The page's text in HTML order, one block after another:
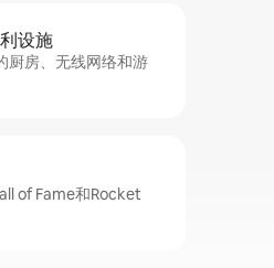
设施
厨房、无线网络和游
of Fame和Rocket